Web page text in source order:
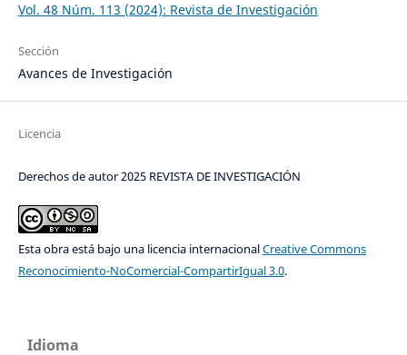
Vol. 48 Núm. 113 (2024): Revista de Investigación
Sección
Avances de Investigación
Licencia
Derechos de autor 2025 REVISTA DE INVESTIGACIÓN
Esta obra está bajo una licencia internacionalCreative Commons
Reconocimiento-NoComercial-CompartirIgual 3.0.
Idioma